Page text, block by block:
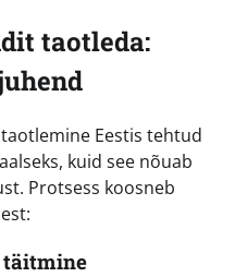
taotleda:
Eestis tehtud
kuid see nõuab
Protsess koosneb
täitmine